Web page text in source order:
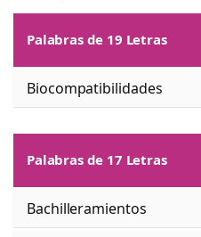
Palabras de 19 Letras
Biocompatibilidades
Palabras de 17 Letras
Bachilleramientos